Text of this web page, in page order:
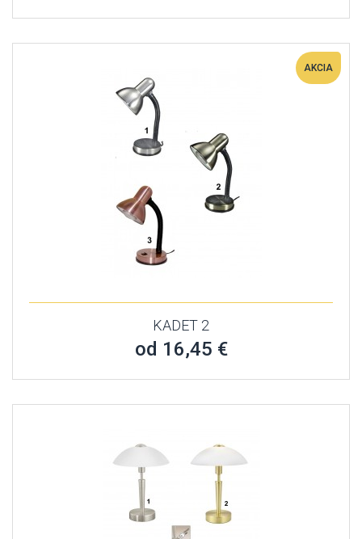
AKCIA
KADET 2
od 16,45 €